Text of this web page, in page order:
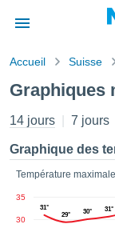
de
a
par
des
Accueil Suisse
Graphiques
14 jours 7 jours
Graphique des
Température
30
35
31°
29°
30° 31°